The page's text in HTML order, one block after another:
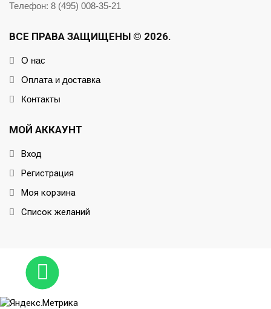
Телефон: 8 (495) 008-35-21
ВСЕ ПРАВА ЗАЩИЩЕНЫ © 2026.
О нас
Оплата и доставка
Контакты
МОЙ АККАУНТ
Вход
Регистрация
Моя корзина
Список желаний